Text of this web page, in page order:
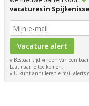
vacatures in Spijkenisse
Bespaar tijd vinden van een
Laat naar je toe komen.
U kunt annuleren e-mail alerts